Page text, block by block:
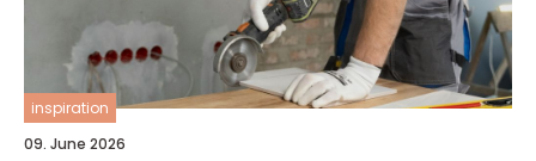
inspiration
09. June 2026